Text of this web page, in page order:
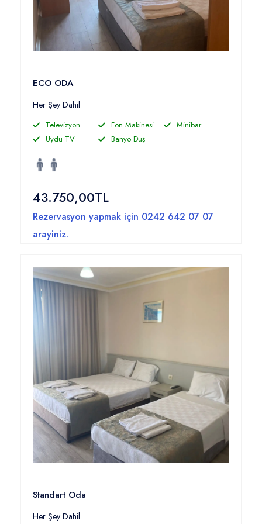
ECO ODA
Her Şey Dahil
Televizyon Fön Makinesi
Minibar
Uydu TV
Banyo Duş
43.750,00TL
Rezervasyon yapmak için 0242 642 07 07
arayiniz.
Standart Oda
Her Şey Dahil